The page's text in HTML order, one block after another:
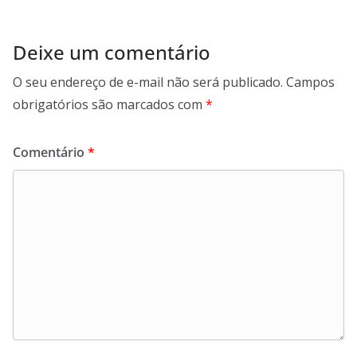
Deixe um comentário
O seu endereço de e-mail não será publicado. Campos
obrigatórios são marcados com *
Comentário *